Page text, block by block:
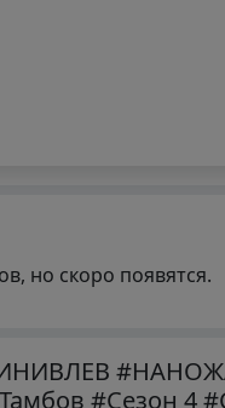
но скоро появятся.
#Сезон 4